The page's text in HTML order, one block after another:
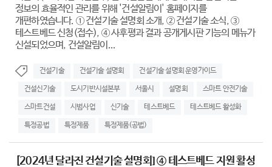
정보의 효율적인 관리를 위해 '건설알림이' 홈페이지를
개편하였습니다. ① 건설기술 설명회 소개, ② 건설기술 소식, ③
테스트베드 신청(접수), ④ 사후평과 결과 공개게시판 기능의 메뉴가
신설되었으며, 건설알림이...
건설기술 건설기술 설명회 건설기술 설명회 운영가이드
건설신기술 도시기반시설본부 서울시 설명회 스마트 안전기술
스마트건설 시범사업 신기술 테스트베드 테스트베드 활성화
특정공법 특정제품 특정제품(공법)
[2024년 달라진 건설기술 설명회] ④ 테스트베드 지원 활성